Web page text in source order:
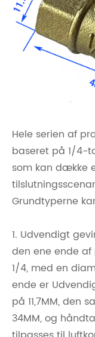
Hele serien af
baseret på 1/4-
som kan dække
Grundtyperne
1. Udvendigt
den ene ende
1/4, med en
ende er
på 11,7MM, den
34MM, og